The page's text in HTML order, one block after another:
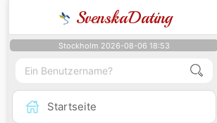
SvenskaDating
Stockholm 2026-08-06 18:53
Startseite